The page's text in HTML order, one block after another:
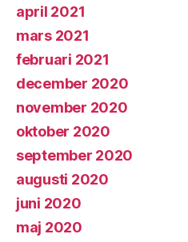
april 2021
mars 2021
februari 2021
december 2020
november 2020
oktober 2020
september 2020
augusti 2020
juni 2020
maj 2020